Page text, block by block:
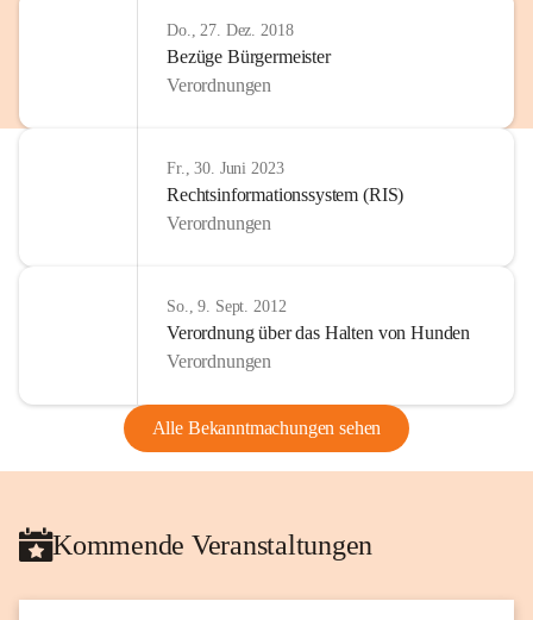
Do., 27. Dez. 2018
Bezüge Bürgermeister
Verordnungen
Fr., 30. Juni 2023
Rechtsinformationssystem (RIS)
Verordnungen
So., 9. Sept. 2012
Verordnung über das Halten von Hunden
Verordnungen
Alle Bekanntmachungen sehen
Kommende Veranstaltungen